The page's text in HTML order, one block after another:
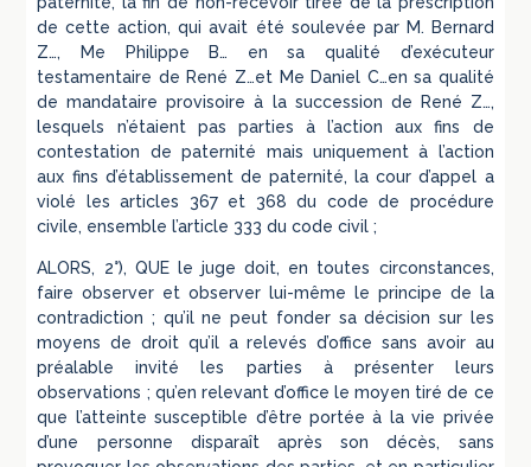
de cette action, qui avait été soulevée par M. Bernard
Z…, Me Philippe B… en sa qualité d’exécuteur
testamentaire de René Z…et Me Daniel C…en sa qualité
de mandataire provisoire à la succession de René Z…,
lesquels n’étaient pas parties à l’action aux fins de
contestation de paternité mais uniquement à l’action
aux fins d’établissement de paternité, la cour d’appel a
violé les articles 367 et 368 du code de procédure
civile, ensemble l’article 333 du code civil ;
ALORS, 2°), QUE le juge doit, en toutes circonstances,
faire observer et observer lui-même le principe de la
contradiction ; qu’il ne peut fonder sa décision sur les
moyens de droit qu’il a relevés d’office sans avoir au
préalable invité les parties à présenter leurs
observations ; qu’en relevant d’office le moyen tiré de ce
que l’atteinte susceptible d’être portée à la vie privée
d’une personne disparaît après son décès, sans